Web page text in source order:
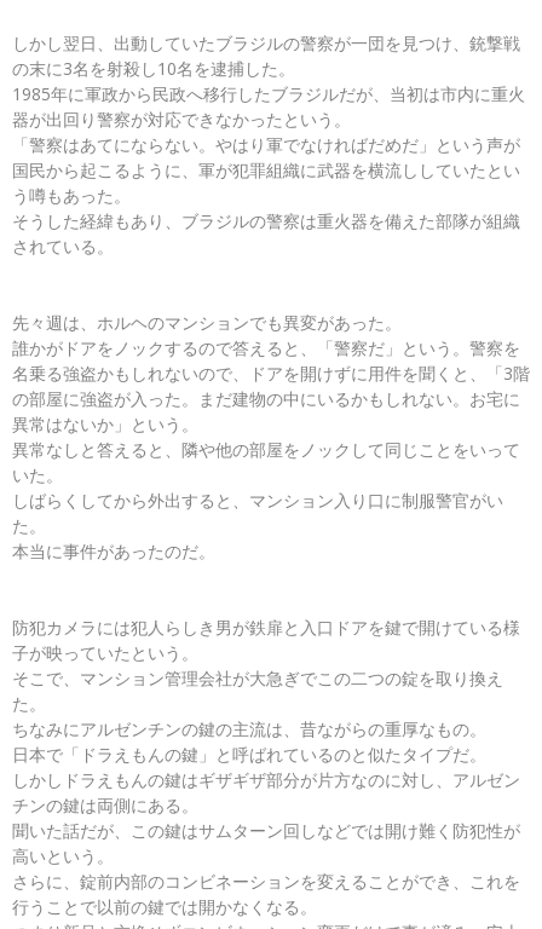
しかし翌日、出動していたブラジルの警察が一団を見つけ、銃撃戦
の末に3名を射殺し10名を逮捕した。
1985年に軍政から民政へ移行したブラジルだが、当初は市内に重火
器が出回り警察が対応できなかったという。
「警察はあてにならない。やはり軍でなければだめだ」という声が
国民から起こるように、軍が犯罪組織に武器を横流ししていたとい
う噂もあった。
そうした経緯もあり、ブラジルの警察は重火器を備えた部隊が組織
されている。
先々週は、ホルヘのマンションでも異変があった。
誰かがドアをノックするので答えると、「警察だ」という。警察を
名乗る強盗かもしれないので、ドアを開けずに用件を聞くと、「3階
の部屋に強盗が入った。まだ建物の中にいるかもしれない。お宅に
異常はないか」という。
異常なしと答えると、隣や他の部屋をノックして同じことをいって
いた。
しばらくしてから外出すると、マンション入り口に制服警官がい
た。
本当に事件があったのだ。
防犯カメラには犯人らしき男が鉄扉と入口ドアを鍵で開けている様
子が映っていたという。
そこで、マンション管理会社が大急ぎでこの二つの錠を取り換え
た。
ちなみにアルゼンチンの鍵の主流は、昔ながらの重厚なもの。
日本で「ドラえもんの鍵」と呼ばれているのと似たタイプだ。
しかしドラえもんの鍵はギザギザ部分が片方なのに対し、アルゼン
チンの鍵は両側にある。
聞いた話だが、この鍵はサムターン回しなどでは開け難く防犯性が
高いという。
さらに、錠前内部のコンビネーションを変えることができ、これを
行うことで以前の鍵では開かなくなる。